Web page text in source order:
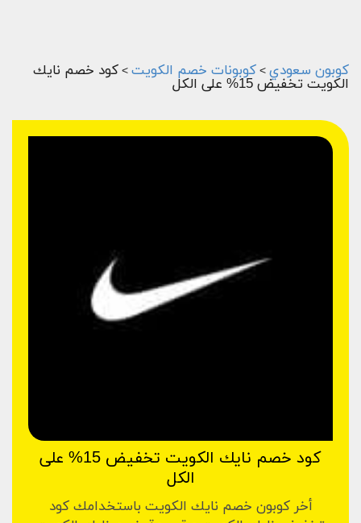
كوبون سعودي > كوبونات خصم الكويت > كود خصم نايك
الكويت تخفيض 15% على الكل
كود خصم نايك الكويت تخفيض 15% على
الكل
أخر كوبون خصم نايك الكويت باستخدامك كود